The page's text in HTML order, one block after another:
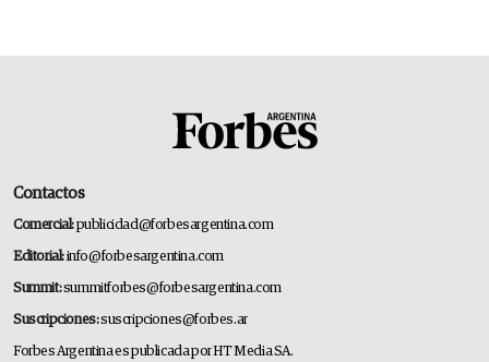
Contactos
Comercial:publicidad@forbesargentina.com
Editorial:info@forbesargentina.com
Summit:summitforbes@forbesargentina.com
Suscripciones:suscripciones@forbes.ar
Forbes Argentina es publicada por HT Media SA.